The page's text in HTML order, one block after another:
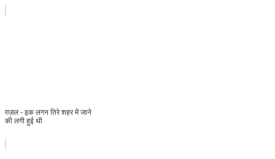
ग़ज़ल - इक लगन तिरे शहर में जाने
की लगी हुई थी